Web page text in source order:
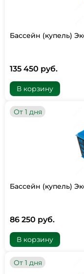
Бассейн (купель)
135 450 руб.
В корзину
От 1 дня
Бассейн (купель)
86 250 руб.
В корзину
От 1 дня